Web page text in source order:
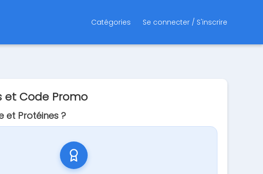
Catégories Se connecter / S'inscrire
et Code Promo
et Protéines ?